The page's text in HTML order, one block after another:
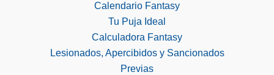
Calendario Fantasy
Tu Puja Ideal
Calculadora Fantasy
Lesionados, Apercibidos y Sancionados
Previas